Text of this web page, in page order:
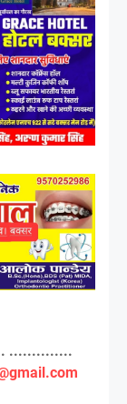
..............